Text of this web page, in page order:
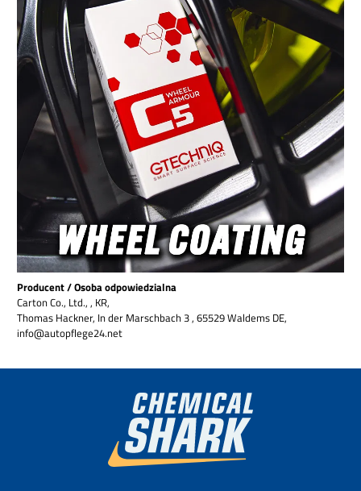
Producent / Osoba odpowiedzialna
Carton Co., Ltd., , KR,
Thomas Hackner, In der Marschbach 3 , 65529 Waldems DE,
info@autopflege24.net